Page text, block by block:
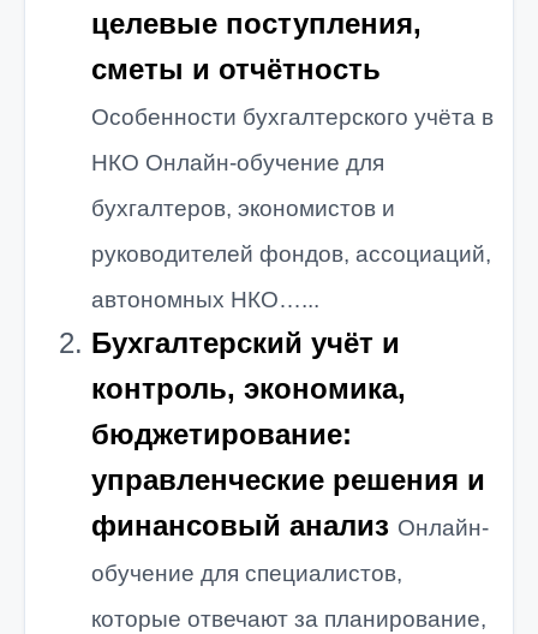
целевые поступления,
сметы и отчётность
Особенности бухгалтерского учёта в
НКО Онлайн-обучение для
бухгалтеров, экономистов и
руководителей фондов, ассоциаций,
автономных НКО…...
Бухгалтерский учёт и
контроль, экономика,
бюджетирование:
управленческие решения и
финансовый анализ Онлайн-
обучение для специалистов,
которые отвечают за планирование,